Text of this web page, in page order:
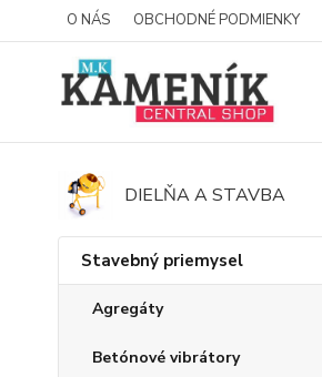
O NÁS OBCHODNÉ PODMIENKY
DIELŇA A STAVBA
Stavebný priemysel
Agregáty
Betónové vibrátory